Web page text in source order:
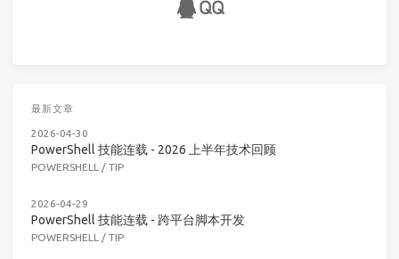
最新文章
2026-04-30
PowerShell 技能连载 - 2026 上半年技术回顾
POWERSHELL / TIP
2026-04-29
PowerShell 技能连载 - 跨平台脚本开发
POWERSHELL / TIP